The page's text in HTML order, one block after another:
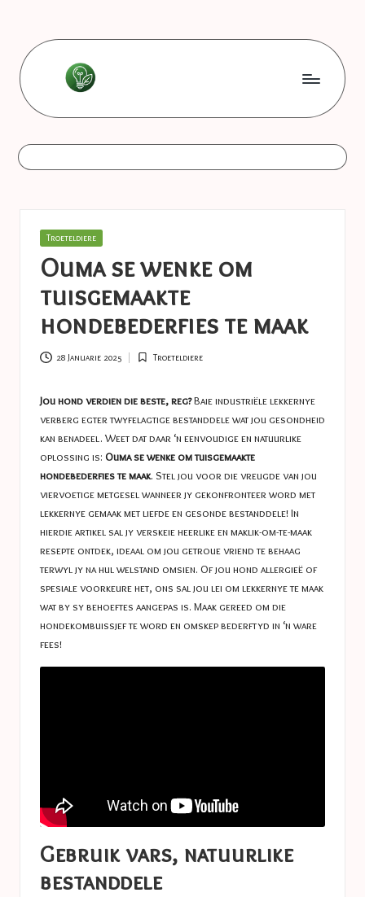
content
L
e
s
o
n
n
e
s
a
s
t
u
c
e
s
astuces
Posted
Troeteldiere
Ouma se wenke om
tuisgemaakte
hondebederfies te maak
28 Januarie 2025
Posted
Troeteldiere
Jou hond verdien die beste, reg?Baie industriële lekkernye
verberg egter twyfelagtige bestanddele wat jou gesondheid
kan benadeel. Weet dat daar ‘n eenvoudige en natuurlike
oplossing is: Ouma se wenke om tuisgemaakte
hondebederfies te maak. Stel jou voor die vreugde van jou
viervoetige metgesel wanneer jy gekonfronteer word met
lekkernye gemaak met liefde en gesonde bestanddele! In
hierdie artikel sal jy verskeie heerlike en maklik-om-te-maak
resepte ontdek, ideaal om jou getroue vriend te behaag
terwyl jy na hul welstand omsien. Of jou hond allergieë of
spesiale voorkeure het, ons sal jou lei om lekkernye te maak
wat by sy behoeftes aangepas is. Maak gereed om die
hondekombuissjef te word en omskep bederftyd in ‘n ware
fees!
Gebruik vars, natuurlike
bestanddele